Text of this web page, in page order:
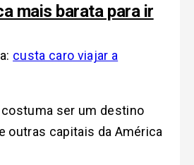
mais barata para ir
custa caro viajar a
costuma ser um destino
outras capitais da América